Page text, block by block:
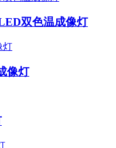
双色温成像灯
像灯